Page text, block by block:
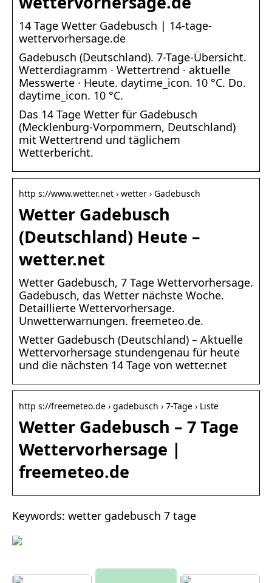
14 Tage Wetter Gadebusch | 14-tage-
wettervorhersage.de
Gadebusch (Deutschland). 7-Tage-Übersicht.
Wetterdiagramm · Wettertrend · aktuelle
Messwerte · Heute. daytime_icon. 10 °C. Do.
daytime_icon. 10 °C.
Das 14 Tage Wetter für Gadebusch
(Mecklenburg-Vorpommern, Deutschland)
mit Wettertrend und täglichem
Wetterbericht.
http s://www.wetter.net › wetter › Gadebusch
Wetter Gadebusch
(Deutschland) Heute –
wetter.net
Wetter Gadebusch, 7 Tage Wettervorhersage.
Gadebusch, das Wetter nächste Woche.
Detaillierte Wettervorhersage.
Unwetterwarnungen. freemeteo.de.
Wetter Gadebusch (Deutschland) – Aktuelle
Wettervorhersage stundengenau für heute
und die nächsten 14 Tage von wetter.net
http s://freemeteo.de › gadebusch › 7-Tage › Liste
Wetter Gadebusch – 7 Tage
Wettervorhersage |
freemeteo.de
Keywords: wetter gadebusch 7 tage